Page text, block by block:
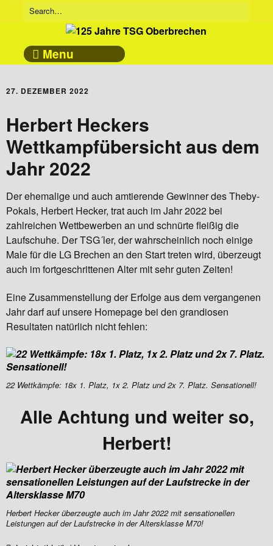
Menu
27. DEZEMBER 2022
Herbert Heckers
Wettkampfübersicht aus dem
Jahr 2022
Der ehemalige und auch amtierende Gewinner des Theby-
Pokals, Herbert Hecker, trat auch im Jahr 2022 bei
zahlreichen Wettbewerben an und schnürte fleißig die
Laufschuhe. Der TSG´ler, der wahrscheinlich noch einige
Male für die LG Brechen an den Start treten wird, überzeugt
auch im fortgeschrittenen Alter mit sehr guten Zeiten!
Eine Zusammenstellung der Erfolge aus dem vergangenen
Jahr darf auf unsere Homepage bei den grandiosen
Resultaten natürlich nicht fehlen:
22 Wettkämpfe: 18x 1. Platz, 1x 2. Platz und 2x 7. Platz. Sensationell!
Alle Achtung und weiter so,
Herbert!
Herbert Hecker überzeugte auch im Jahr 2022 mit sensationellen
Leistungen auf der Laufstrecke in der Altersklasse M70!